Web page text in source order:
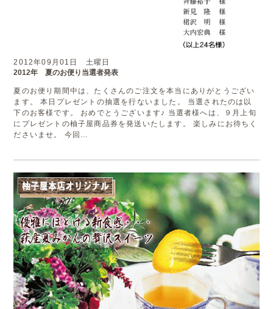
2012年09月01日 土曜日
2012年 夏のお便り当選者発表
夏のお便り期間中は、たくさんのご注文を本当にありがとうござい
ます。 本日プレゼントの抽選を行ないました。 当選されたのは以
下のお客様です。 おめでとうございます♪ 当選者様へは、９月上旬
にプレゼントの柚子屋商品券を発送いたします。 楽しみにお待ちく
ださいませ。 今回…